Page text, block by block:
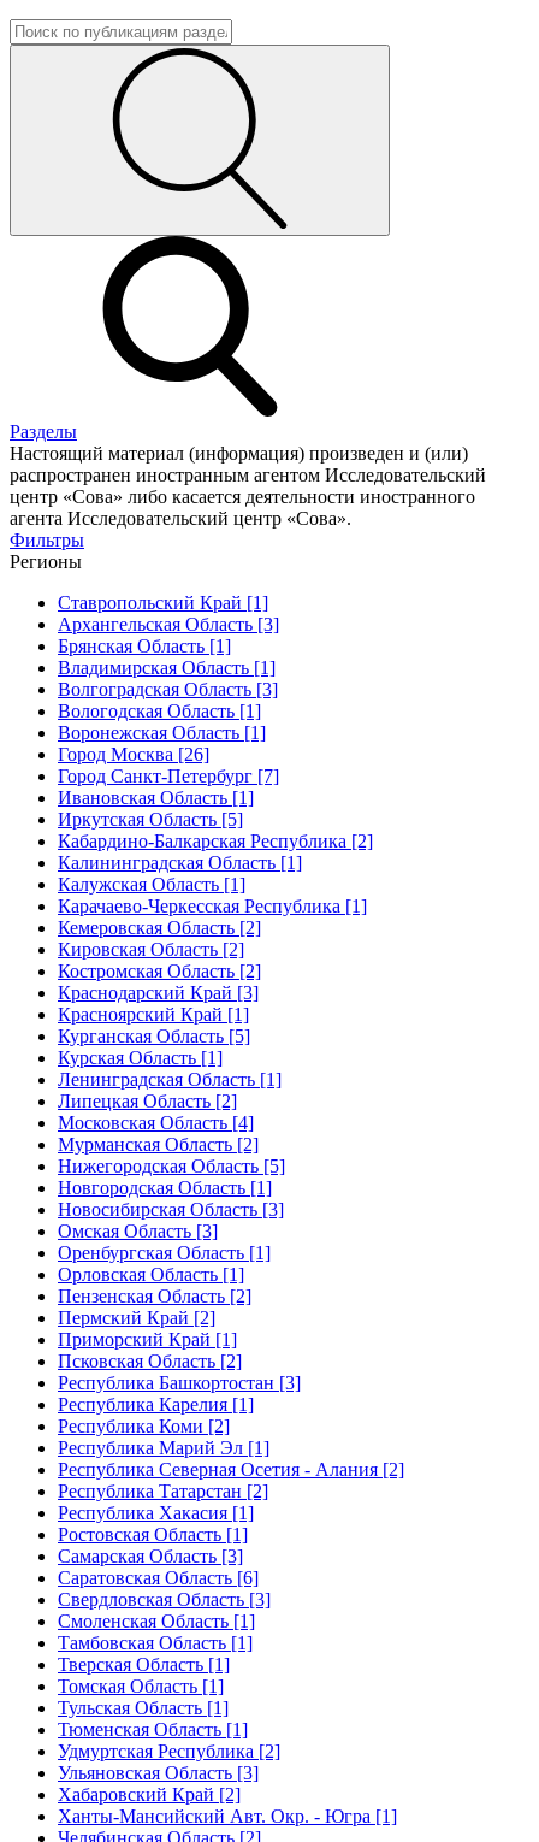
Разделы
Настоящий материал (информация) произведен и (или)
распространен иностранным агентом Исследовательский
центр «Сова» либо касается деятельности иностранного
агента Исследовательский центр «Сова».
Фильтры
Регионы
Ставропольский Край [1]
Архангельская Область [3]
Брянская Область [1]
Владимирская Область [1]
Волгоградская Область [3]
Вологодская Область [1]
Воронежская Область [1]
Город Москва [26]
Город Санкт-Петербург [7]
Ивановская Область [1]
Иркутская Область [5]
Кабардино-Балкарская Республика [2]
Калининградская Область [1]
Калужская Область [1]
Карачаево-Черкесская Республика [1]
Кемеровская Область [2]
Кировская Область [2]
Костромская Область [2]
Краснодарский Край [3]
Красноярский Край [1]
Курганская Область [5]
Курская Область [1]
Ленинградская Область [1]
Липецкая Область [2]
Московская Область [4]
Мурманская Область [2]
Нижегородская Область [5]
Новгородская Область [1]
Новосибирская Область [3]
Омская Область [3]
Оренбургская Область [1]
Орловская Область [1]
Пензенская Область [2]
Пермский Край [2]
Приморский Край [1]
Псковская Область [2]
Республика Башкортостан [3]
Республика Карелия [1]
Республика Коми [2]
Республика Марий Эл [1]
Республика Северная Осетия - Алания [2]
Республика Татарстан [2]
Республика Хакасия [1]
Ростовская Область [1]
Самарская Область [3]
Саратовская Область [6]
Свердловская Область [3]
Смоленская Область [1]
Тамбовская Область [1]
Тверская Область [1]
Томская Область [1]
Тульская Область [1]
Тюменская Область [1]
Удмуртская Республика [2]
Ульяновская Область [3]
Хабаровский Край [2]
Ханты-Мансийский Авт. Окр. - Югра [1]
Челябинская Область [2]